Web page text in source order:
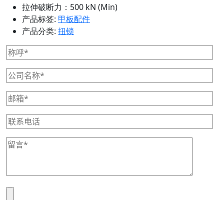
拉伸破断力：500 kN (Min)
产品标签: 甲板配件
产品分类: 扭锁